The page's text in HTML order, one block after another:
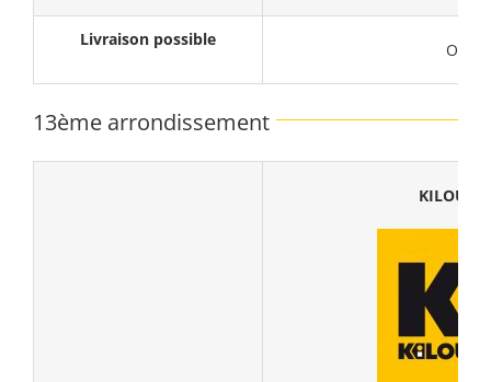
Livraison possible
Oui
13ème arrondissement